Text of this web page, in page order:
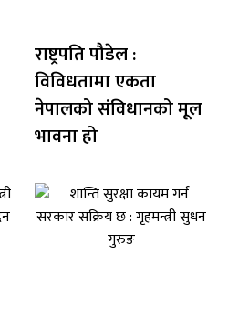
राष्ट्रपति पौडेल :
विविधतामा एकता
नेपालको संविधानको मूल
भावना हो